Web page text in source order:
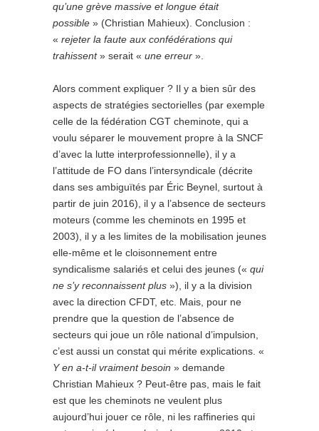
qu’une grève massive et longue était
possible » (Christian Mahieux). Conclusion :
« rejeter la faute aux confédérations qui
trahissent» serait « une erreur ».
Alors comment expliquer ? Il y a bien sûr des
aspects de stratégies sectorielles (par exemple
celle de la fédération CGT cheminote, qui a
voulu séparer le mouvement propre à la SNCF
d’avec la lutte interprofessionnelle), il y a
l’attitude de FO dans l’intersyndicale (décrite
dans ses ambiguïtés par Éric Beynel, surtout à
partir de juin 2016), il y a l’absence de secteurs
moteurs (comme les cheminots en 1995 et
2003), il y a les limites de la mobilisation jeunes
elle-même et le cloisonnement entre
syndicalisme salariés et celui des jeunes (« qui
ne s’y reconnaissent plus »), il y a la division
avec la direction CFDT, etc. Mais, pour ne
prendre que la question de l’absence de
secteurs qui joue un rôle national d’impulsion,
c’est aussi un constat qui mérite explications. «
Y en a-t-il vraiment besoin » demande
Christian Mahieux ? Peut-être pas, mais le fait
est que les cheminots ne veulent plus
aujourd’hui jouer ce rôle, ni les raffineries qui